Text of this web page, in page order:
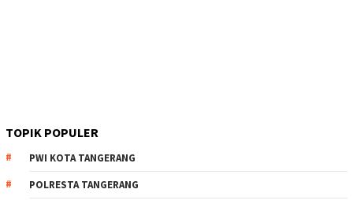
TOPIK POPULER
PWI KOTA TANGERANG
POLRESTA TANGERANG